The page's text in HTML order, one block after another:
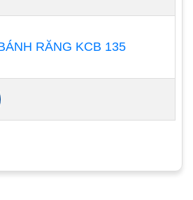
RĂNG KCB 135